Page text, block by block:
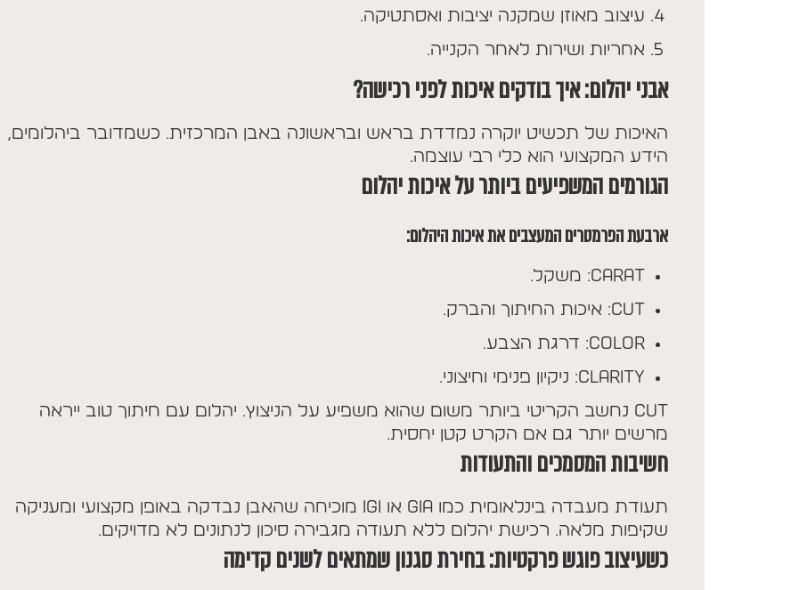
עיצוב מאוזן שמקנה יציבות ואסתטיקה.
אחריות ושירות לאחר הקנייה.
אבני יהלום: איך בודקים איכות לפני רכישה?
האיכות של תכשיט יוקרה נמדדת בראש ובראשונה באבן המרכזית. כשמדובר ביהלומים,
הידע המקצועי הוא כלי רבי עוצמה.
הגורמים המשפיעים ביותר על איכות יהלום
ארבעת הפרמטרים המעצבים את איכות היהלום:
Carat: משקל.
Cut: איכות החיתוך והברק.
Color: דרגת הצבע.
Clarity: ניקיון פנימי וחיצוני.
Cut נחשב הקריטי ביותר משום שהוא משפיע על הניצוץ. יהלום עם חיתוך טוב ייראה
מרשים יותר גם אם הקרט קטן יחסית.
חשיבות המסמכים והתעודות
תעודת מעבדה בינלאומית כמו GIA או IGI מוכיחה שהאבן נבדקה באופן מקצועי ומעניקה
שקיפות מלאה. רכישת יהלום ללא תעודה מגבירה סיכון לנתונים לא מדויקים.
כשעיצוב פוגש פרקטיות: בחירת סגנון שמתאים לשנים קדימה